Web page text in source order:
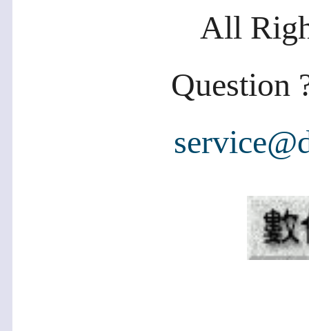
All
Question